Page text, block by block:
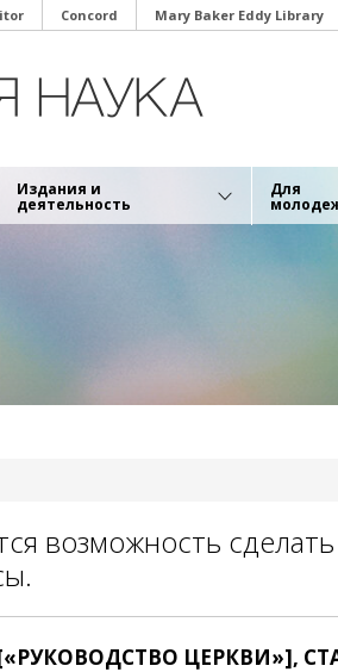
Concord Mary Baker Eddy Library
Издания и
деятельность
Для
возможность
ЦЕРКВИ»],